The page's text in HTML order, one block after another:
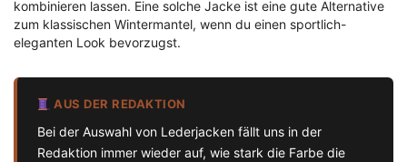
kombinieren lassen. Eine solche Jacke ist eine gute Alternative
zum klassischen Wintermantel, wenn du einen sportlich-
eleganten Look bevorzugst.
AUS DER REDAKTION
Bei der Auswahl von Lederjacken fällt uns in der
Redaktion immer wieder auf, wie stark die Farbe die